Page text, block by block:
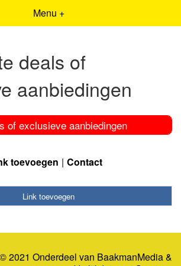
Menu +
deals of
aanbiedingen
of exclusieve aanbiedingen
toevoegen Contact
Link toevoegen
2021 Onderdeel van BaakmanMedia&